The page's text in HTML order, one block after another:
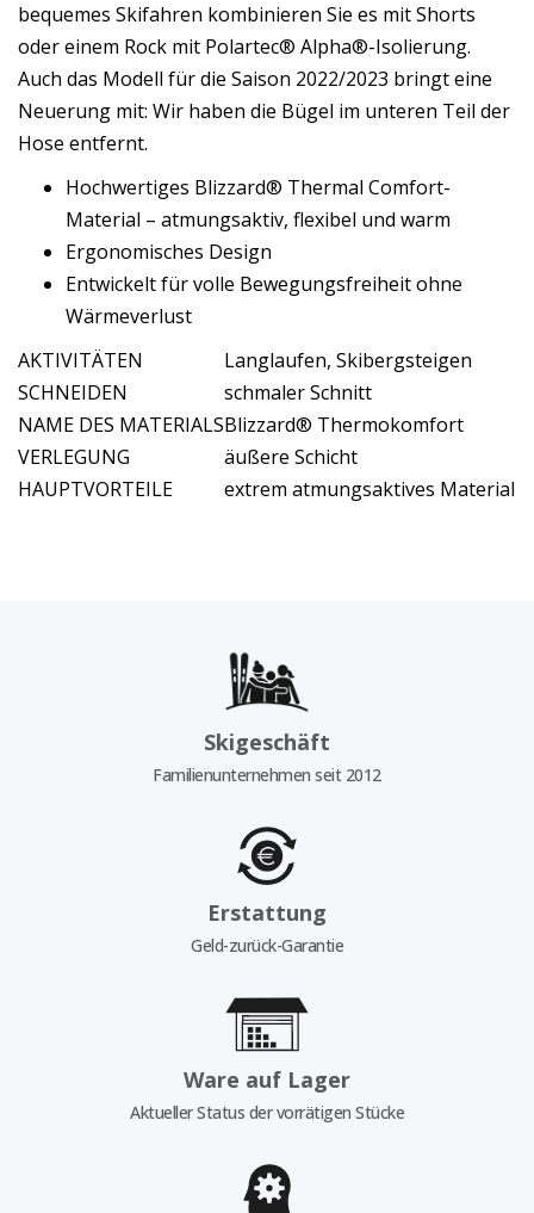
bequemes Skifahren kombinieren Sie es mit Shorts
oder einem Rock mit Polartec® Alpha®-Isolierung.
Auch das Modell für die Saison 2022/2023 bringt eine
Neuerung mit: Wir haben die Bügel im unteren Teil der
Hose entfernt.
Hochwertiges Blizzard® Thermal Comfort-
Material – atmungsaktiv, flexibel und warm
Ergonomisches Design
Entwickelt für volle Bewegungsfreiheit ohne
Wärmeverlust
AKTIVITÄTEN
Langlaufen, Skibergsteigen
SCHNEIDEN
schmaler Schnitt
NAME DES MATERIALSBlizzard® Thermokomfort
VERLEGUNG
äußere Schicht
HAUPTVORTEILE
extrem atmungsaktives Material
Skigeschäft
Familienunternehmen seit 2012
Erstattung
Geld-zurück-Garantie
Ware auf Lager
Aktueller Status der vorrätigen Stücke